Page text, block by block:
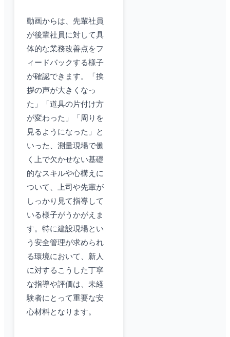
動画からは、先輩社員
が後輩社員に対して具
体的な業務改善点をフ
ィードバックする様子
が確認できます。「挨
拶の声が大きくなっ
た」「道具の片付け方
が変わった」「周りを
見るようになった」と
いった、測量現場で働
く上で欠かせない基礎
的なスキルや心構えに
ついて、上司や先輩が
しっかり見て指導して
いる様子がうかがえま
す。特に建設現場とい
う安全管理が求められ
る環境において、新人
に対するこうした丁寧
な指導や評価は、未経
験者にとって重要な安
心材料となります。